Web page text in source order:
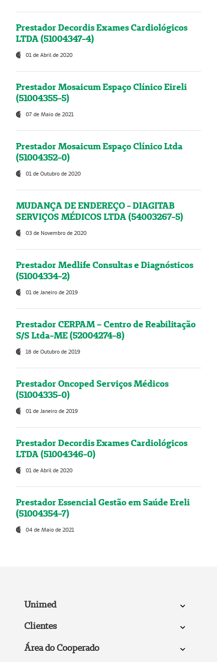
Prestador Decordis Exames Cardiológicos
LTDA (51004347-4)
01 de Abril de 2020
Prestador Mosaicum Espaço Clínico Eireli
(51004355-5)
07 de Maio de 2021
Prestador Mosaicum Espaço Clínico Ltda
(51004352-0)
01 de Outubro de 2020
MUDANÇA DE ENDEREÇO - DIAGITAB
SERVIÇOS MÉDICOS LTDA (54003267-5)
03 de Novembro de 2020
Prestador Medlife Consultas e Diagnósticos
(51004334-2)
01 de Janeiro de 2019
Prestador CERPAM – Centro de Reabilitação
S/S Ltda-ME (52004274-8)
18 de Outubro de 2019
Prestador Oncoped Serviços Médicos
(51004335-0)
01 de Janeiro de 2019
Prestador Decordis Exames Cardiológicos
LTDA (51004346-0)
01 de Abril de 2020
Prestador Essencial Gestão em Saúde Ereli
(51004354-7)
04 de Maio de 2021
Unimed
Clientes
Área do Cooperado